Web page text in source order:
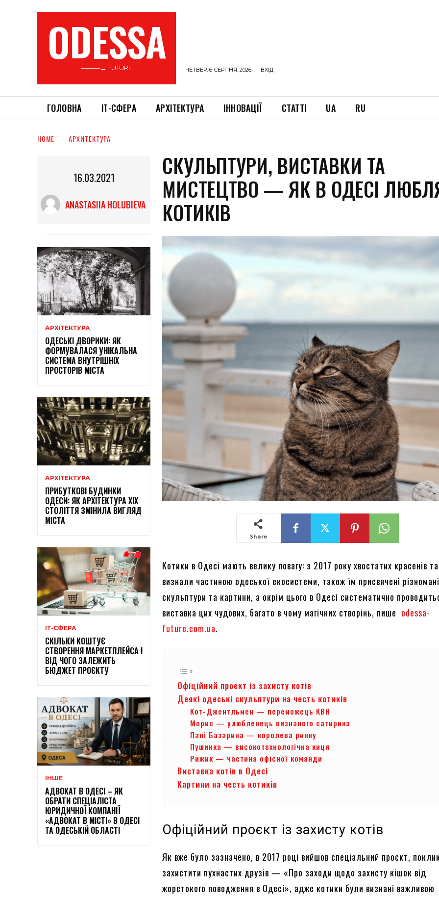
ODESSA
———→ FUTURE ЧЕТВЕР, 6 СЕРПНЯ, 2026 ВХІД
ГОЛОВНА ІТ-СФЕРА АРХІТЕКТУРА ІННОВАЦІЇ СТАТТІ UA RU
HOME АРХИТЕКТУРА
16.03.2021
ANASTASIIA HOLUBIEVA
АРХІТЕКТУРА
ОДЕСЬКІ ДВОРИКИ: ЯК
ФОРМУВАЛАСЯ УНІКАЛЬНА
СИСТЕМА ВНУТРІШНІХ
ПРОСТОРІВ МІСТА
АРХІТЕКТУРА
ПРИБУТКОВІ БУДИНКИ
ОДЕСИ: ЯК АРХІТЕКТУРА XIX
СТОЛІТТЯ ЗМІНИЛА ВИГЛЯД
МІСТА
ІТ-СФЕРА
СКІЛЬКИ КОШТУЄ
СТВОРЕННЯ МАРКЕТПЛЕЙСА І
ВІД ЧОГО ЗАЛЕЖИТЬ
БЮДЖЕТ ПРОЄКТУ
ІНШЕ
АДВОКАТ В ОДЕСІ – ЯК
ОБРАТИ СПЕЦІАЛІСТА
ЮРИДИЧНОЇ КОМПАНІЇ
«АДВОКАТ В МІСТІ» В ОДЕСІ
ТА ОДЕСЬКІЙ ОБЛАСТІ
СКУЛЬПТУРИ, ВИСТАВКИ ТА
МИСТЕЦТВО — ЯК В ОДЕСІ
КОТИКІВ
Share
Котики в Одесі мають велику повагу: з 2017 року хвостатих красенів
визнали частиною одеської екосистеми, також їм присвячені
скульптури та картини, а окрім цього в Одесі систематично
виставка цих чудових, багато в чому магічних створінь, пише odessa-
future.com.ua.
Офіційний проєкт із захисту котів
Деякі одеські скульптури на честь котиків
Кот-Джентльмен — переможець КВН
Морис — улюбленець визнаного сатирика
Пані Базарина — королева ринку
Пушинка — високотехнологічна киця
Рижик — частина офісної команди
Виставка котів в Одесі
Картини на честь котиків
Офіційний проєкт із захисту котів
Як вже було зазначено, в 2017 році вийшов спеціальний проєкт,
захистити пухнастих друзів — «Про заходи щодо захисту кішок від
жорстокого поводження в Одесі», адже котики були визнані важливою